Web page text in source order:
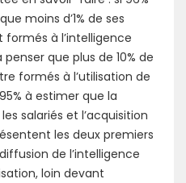
moins d’1% de ses
à l’intelligence
que plus de 10% de
formés à l’utilisation de
à estimer que la
salariés et l’acquisition
les deux premiers
de l’intelligence
loin devant